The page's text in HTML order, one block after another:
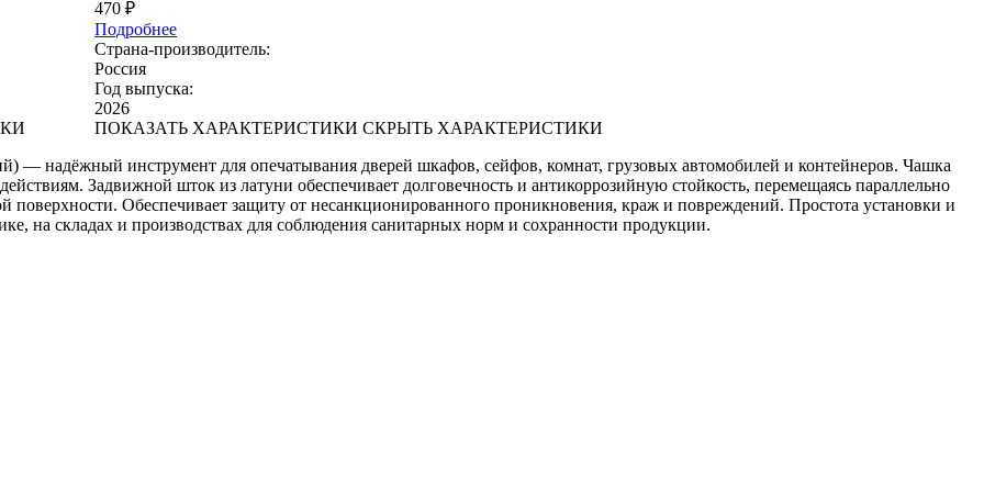
470 ₽
Подробнее
Страна-производитель:
Россия
Год выпуска:
2026
ПОКАЗАТЬ ХАРАКТЕРИСТИКИ CКРЫТЬ ХАРАКТЕРИСТИКИ
— надёжный инструмент для опечатывания дверей шкафов, сейфов, комнат, грузовых автомобилей и контейнеров. Чашка
Задвижной шток из латуни обеспечивает долговечность и антикоррозийную стойкость, перемещаясь параллельно
поверхности. Обеспечивает защиту от несанкционированного проникновения, краж и повреждений. Простота установки и
на складах и производствах для соблюдения санитарных норм и сохранности продукции.